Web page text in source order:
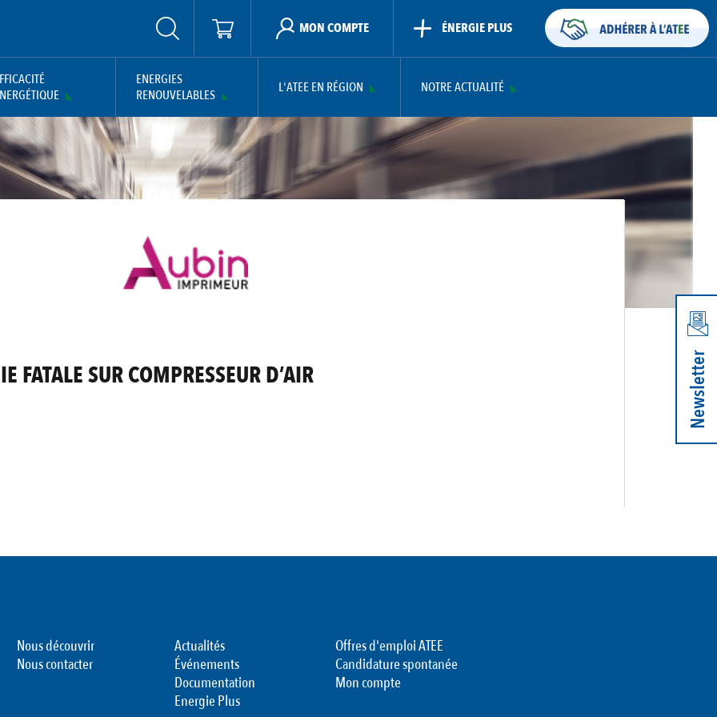
MON COMPTE ÉNERGIE PLUS
ENERGIES
RENOUVELABLES
L'ATEE EN RÉGION NOTRE ACTUALITÉ
FATALE SUR COMPRESSEUR D’AIR Newsletter
Nous découvrir
Nous contacter
Actualités
Événements
Documentation
Energie Plus
Offres d'emploi ATEE
Candidature spontanée
Mon compte